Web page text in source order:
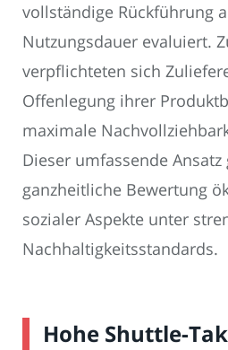
vollständige Rückführung
Nutzungsdauer evaluiert.
verpflichteten sich
Offenlegung ihrer
maximale
Dieser umfassende
ganzheitliche Bewertung
sozialer Aspekte unter
Nachhaltigkeitsstandards.
Hohe Shuttle-